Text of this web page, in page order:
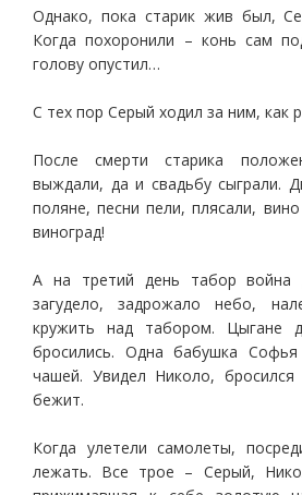
Однако, пока старик жив был,
Когда похоронили – конь сам
голову опустил…
С тех пор Серый ходил за ним, как
После смерти старика
выждали, да и свадьбу сыграли.
поляне, песни пели, плясали,
виноград!
А на третий день табор война
загудело, задрожало небо,
кружить над табором. Цыгане
бросились. Одна бабушка
чашей. Увидел Николо,
бежит.
Когда улетели самолеты,
лежать. Все трое – Серый,